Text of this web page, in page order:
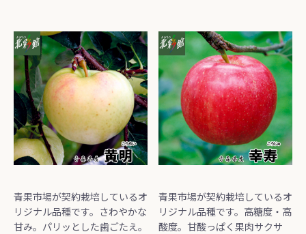
青果市場が契約栽培しているオ
リジナル品種です。さわやかな
甘み。パリッとした歯ごたえ。
青果市場が契約栽培しているオ
リジナル品種です。高糖度・高
酸度。甘酸っぱく果肉サクサ